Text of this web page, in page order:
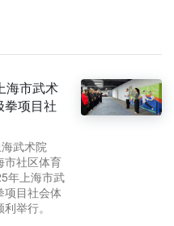
海市武术
项目社
武术院
市社区体育
年上海市武
目社会体
举行。